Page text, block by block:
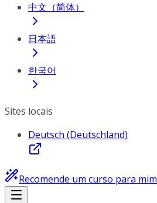
中文（简体）
日本語
한국어
Sites locais
Deutsch (Deutschland)
Recomende um curso para mim